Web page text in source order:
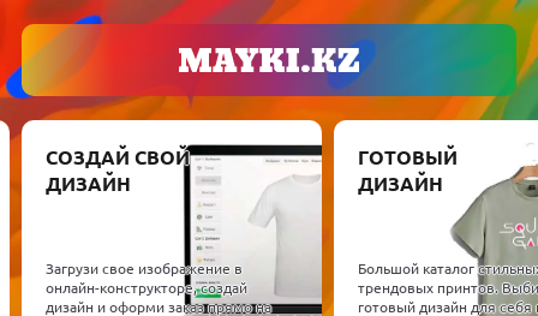
СОЗДАЙ СВОЙ
ДИЗАЙН
Загрузи свое изображение в
онлайн-конструкторе, создай
дизайн и оформи заказ прямо на
ГОТОВЫЙ
ДИЗАЙН
Большой каталог
трендовых принтов.
готовый дизайн для себя